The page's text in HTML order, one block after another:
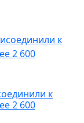
к
2 600